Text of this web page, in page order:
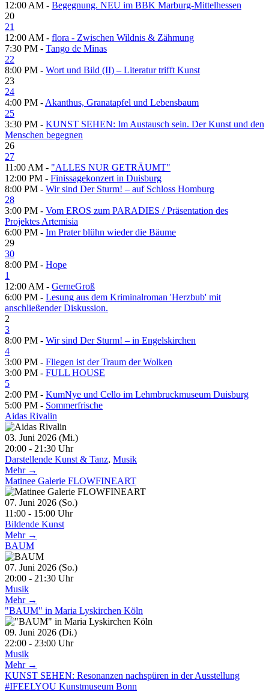
12:00 AM - Begegnung. NEU im BBK Marburg-Mittelhessen
20
21
12:00 AM - flora - Zwischen Wildnis & Zähmung
7:30 PM - Tango de Minas
22
8:00 PM - Wort und Bild (II) – Literatur trifft Kunst
23
24
4:00 PM - Akanthus, Granatapfel und Lebensbaum
25
3:30 PM - KUNST SEHEN: Im Austausch sein. Der Kunst und den
Menschen begegnen
26
27
11:00 AM - "ALLES NUR GETRÄUMT"
12:00 PM - Finissagekonzert in Duisburg
8:00 PM - Wir sind Der Sturm! – auf Schloss Homburg
28
3:00 PM - Vom EROS zum PARADIES / Präsentation des
Projektes Artemisia
6:00 PM - Im Prater blühn wieder die Bäume
29
30
8:00 PM - Hope
1
12:00 AM - GerneGroß
6:00 PM - Lesung aus dem Kriminalroman 'Herzbub' mit
anschließender Diskussion.
2
3
8:00 PM - Wir sind Der Sturm! – in Engelskirchen
4
3:00 PM - Fliegen ist der Traum der Wolken
3:00 PM - FULL HOUSE
5
2:00 PM - KumNye und Cello im Lehmbruckmuseum Duisburg
5:00 PM - Sommerfrische
Aidas Rivalin
03. Juni 2026 (Mi.)
20:00 - 21:30 Uhr
Darstellende Kunst & Tanz, Musik
Mehr →
Matinee Galerie FLOWFINEART
07. Juni 2026 (So.)
11:00 - 15:00 Uhr
Bildende Kunst
Mehr →
BAUM
07. Juni 2026 (So.)
20:00 - 21:30 Uhr
Musik
Mehr →
"BAUM" in Maria Lyskirchen Köln
09. Juni 2026 (Di.)
22:00 - 23:00 Uhr
Musik
Mehr →
KUNST SEHEN: Resonanzen nachspüren in der Ausstellung
#IFEELYOU Kunstmuseum Bonn